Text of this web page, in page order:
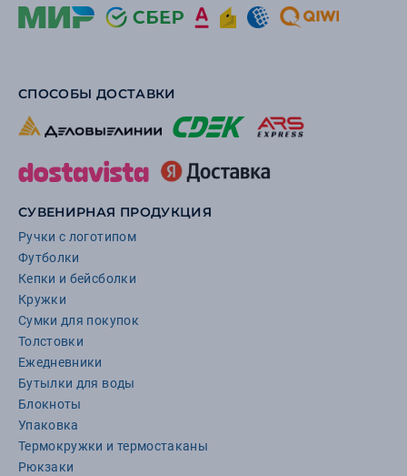
СПОСОБЫ ДОСТАВКИ
СУВЕНИРНАЯ ПРОДУКЦИЯ
Ручки с логотипом
Футболки
Кепки и бейсболки
Кружки
Сумки для покупок
Толстовки
Ежедневники
Бутылки для воды
Блокноты
Упаковка
Термокружки и термостаканы
Рюкзаки